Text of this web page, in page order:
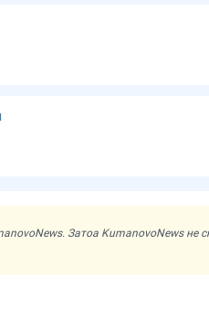
Затоа KumanovoNews не